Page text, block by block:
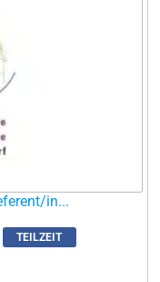
in...
TEILZEIT